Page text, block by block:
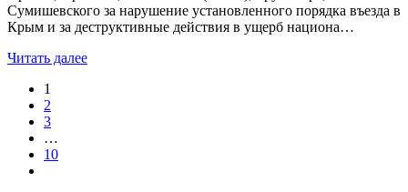
Сумишевского за нарушение установленного порядка въезда в
Крым и за деструктивные действия в ущерб национа…
Читать далее
1
2
3
…
10